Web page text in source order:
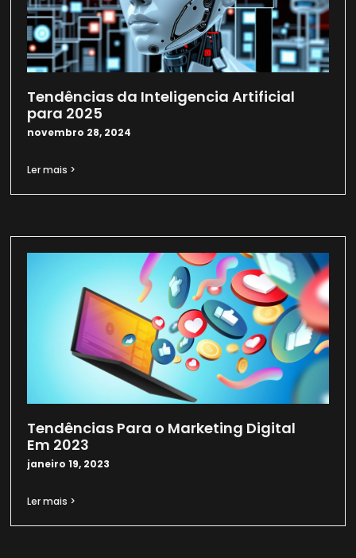
Tendências da Inteligencia Artificial
para 2025
novembro 28, 2024
Ler mais >
Tendências Para o Marketing Digital
Em 2023
janeiro 19, 2023
Ler mais >